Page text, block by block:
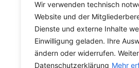
Wir verwenden technisch
Website und der
Dienste und externe Inhalte
Einwilligung geladen. Ihre
ändern oder widerrufen.
Datenschutzerklärung Mehr
Was wirklich
René Gräber - 19.